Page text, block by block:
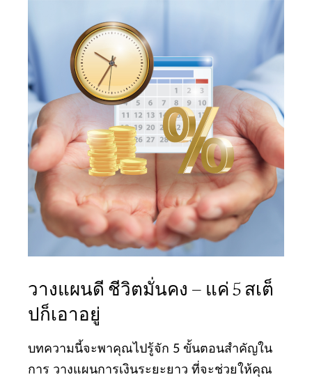
วางแผนดี ชีวิตมั่นคง — แค่ 5 สเต็
ปก็เอาอยู่
บทความนี้จะพาคุณไปรู้จัก 5 ขั้นตอนสำคัญใน
การ วางแผนการเงินระยะยาว ที่จะช่วยให้คุณ